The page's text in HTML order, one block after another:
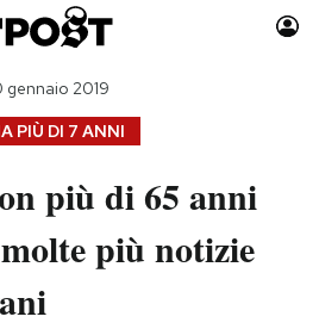
Auto
Moda
Consumismi
PIÙ DI 7 ANNI
gennaio 2019
più di 65 anni
più notizie